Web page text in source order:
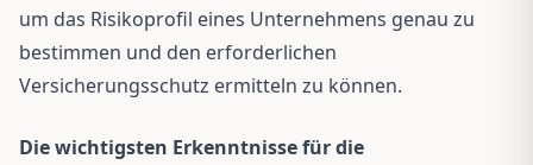
um das Risikoprofil eines Unternehmens genau zu
bestimmen und den erforderlichen
Versicherungsschutz ermitteln zu können.
Die wichtigsten Erkenntnisse für die